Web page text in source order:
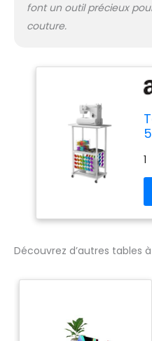
font un outil précieux
couture.
1
Découvrez d’autres tables